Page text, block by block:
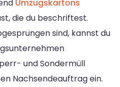
Umzugskartons
die du beschriftest.
sind, kannst du
und Sondermüll
Nachsendeauftrag ein.